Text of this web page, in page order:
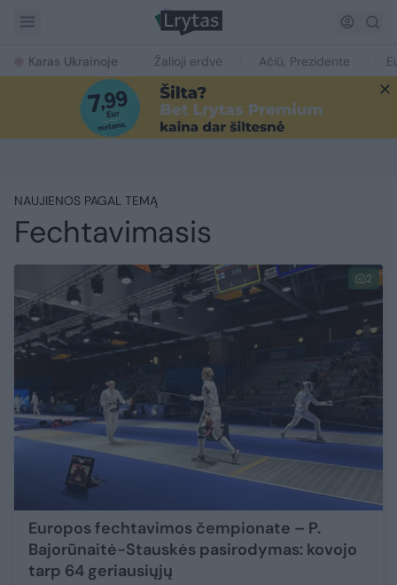
Karas Ukrainoje Žalioji erdvė Ačiū, Prezidente
NAUJIENOS PAGAL TEMĄ
Fechtavimasis
2
Europos fechtavimos čempionate – P.
Bajorūnaitė-Stauskės pasirodymas: kovojo
tarp 64 geriausiųjų